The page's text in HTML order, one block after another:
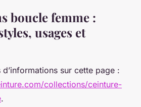
boucle femme :
usages et
sur cette page :
collections/ceinture-
.